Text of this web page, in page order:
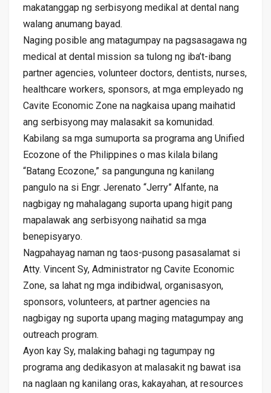
makatanggap ng serbisyong medikal at dental nang
walang anumang bayad.
Naging posible ang matagumpay na pagsasagawa ng
medical at dental mission sa tulong ng iba’t-ibang
partner agencies, volunteer doctors, dentists, nurses,
healthcare workers, sponsors, at mga empleyado ng
Cavite Economic Zone na nagkaisa upang maihatid
ang serbisyong may malasakit sa komunidad.
Kabilang sa mga sumuporta sa programa ang Unified
Ecozone of the Philippines o mas kilala bilang
“Batang Ecozone,” sa pangunguna ng kanilang
pangulo na si Engr. Jerenato “Jerry” Alfante, na
nagbigay ng mahalagang suporta upang higit pang
mapalawak ang serbisyong naihatid sa mga
benepisyaryo.
Nagpahayag naman ng taos-pusong pasasalamat si
Atty. Vincent Sy, Administrator ng Cavite Economic
Zone, sa lahat ng mga indibidwal, organisasyon,
sponsors, volunteers, at partner agencies na
nagbigay ng suporta upang maging matagumpay ang
outreach program.
Ayon kay Sy, malaking bahagi ng tagumpay ng
programa ang dedikasyon at malasakit ng bawat isa
na naglaan ng kanilang oras, kakayahan, at resources